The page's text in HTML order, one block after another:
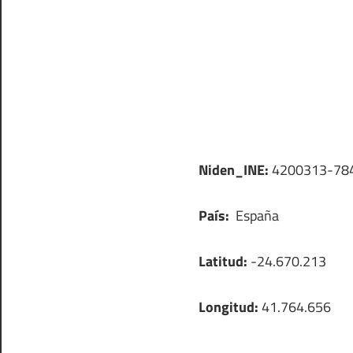
Niden_INE:4200313-
País: España
Latitud: -24.670.213
Longitud:41.764.656